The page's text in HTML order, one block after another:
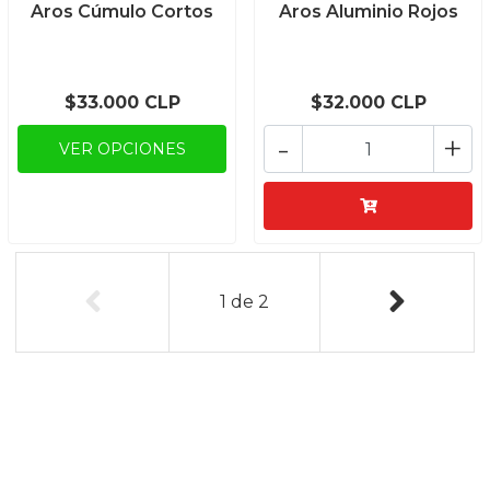
Aros Cúmulo Cortos
$33.000 CLP
VER OPCIONES
Aros Aluminio Rojos
$32.000 CLP
+
-
1 de 2